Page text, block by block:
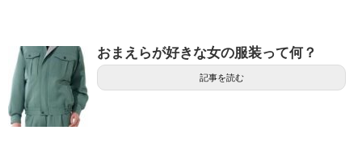
おまえらが好きな女の服装って何？
記事を読む